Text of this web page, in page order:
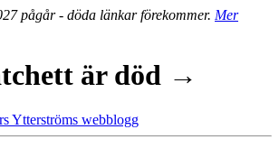
pågår - döda länkar förekommer. Mer
är död →
Ytterströms webblogg